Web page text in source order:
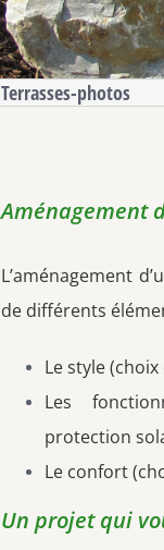
Terrasses-photos
Aménagement
L’aménagement
de différents
Le style
Les
protection
Le confort
Un projet qui